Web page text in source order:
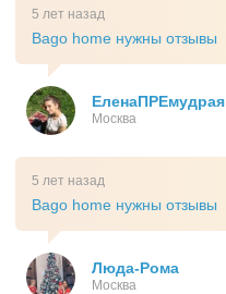
5 лет назад
Bago home нужны отзывы
ЕленаПРЕмудрая
Москва
5 лет назад
Bago home нужны отзывы
Люда-Рома
Москва